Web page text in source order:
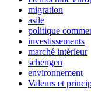
migration
asile
politique
investissements
marché intérieur
schengen
environnement
Valeurs et